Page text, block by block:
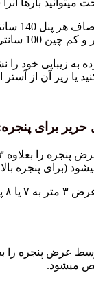
بارها
عرض بدون
به زیبایی خود را
یا زیر آن از آستر
حریر برای پنجره:
پنجره بالای ۳ متر مناسب
برای
میشود.